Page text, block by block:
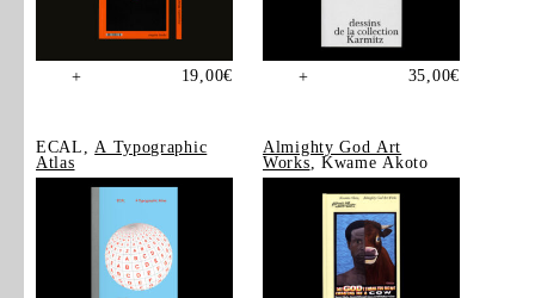
+ 19,00€ + 35,00€
ECAL, A Typographic
Atlas
Almighty God Art
Works , Kwame Akoto